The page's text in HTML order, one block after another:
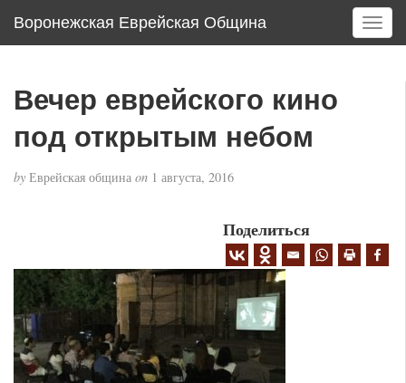
Воронежская Еврейская Община
T
o
a
t
Вечер еврейского кино
под открытым небом
by Еврейская община on 1 августа, 2016
Поделиться